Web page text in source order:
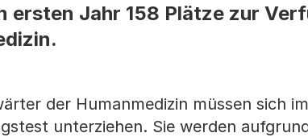
ersten Jahr 158 Plätze zur
der Humanmedizin müssen sich
unterziehen. Sie werden